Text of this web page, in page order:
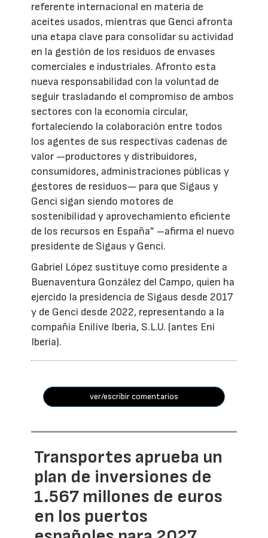
referente internacional en materia de
aceites usados, mientras que Genci afronta
una etapa clave para consolidar su actividad
en la gestión de los residuos de envases
comerciales e industriales. Afronto esta
nueva responsabilidad con la voluntad de
seguir trasladando el compromiso de ambos
sectores con la economía circular,
fortaleciendo la colaboración entre todos
los agentes de sus respectivas cadenas de
valor —productores y distribuidores,
consumidores, administraciones públicas y
gestores de residuos— para que Sigaus y
Genci sigan siendo motores de
sostenibilidad y aprovechamiento eficiente
de los recursos en España” –afirma el nuevo
presidente de Sigaus y Genci.
Gabriel López sustituye como presidente a
Buenaventura González del Campo, quien ha
ejercido la presidencia de Sigaus desde 2017
y de Genci desde 2022, representando a la
compañía Enilive Iberia, S.L.U. (antes Eni
Iberia).
ver/escribir comentarios
Transportes aprueba un
plan de inversiones de
1.567 millones de euros
en los puertos